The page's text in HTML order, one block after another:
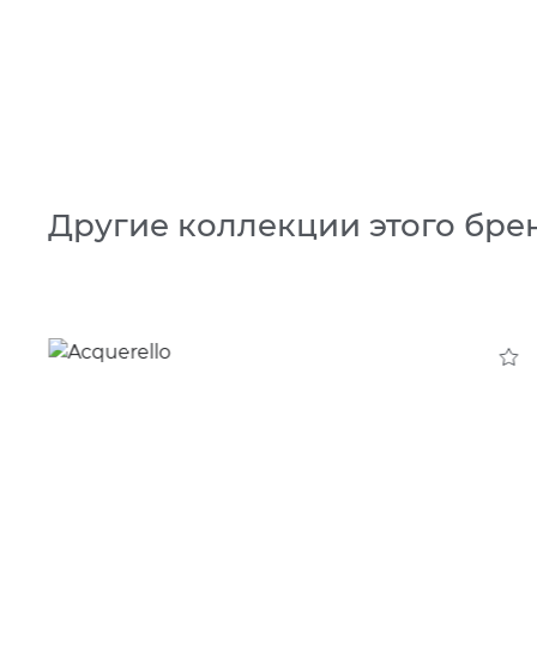
Другие коллекции этого